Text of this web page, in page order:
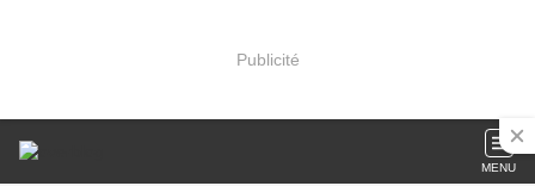
Publicité
MENU